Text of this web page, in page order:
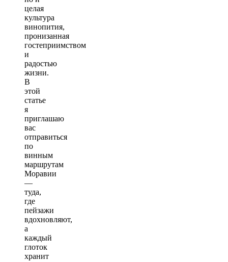
целая
культура
винопития,
пронизанная
гостеприимством
и
радостью
жизни.
В
этой
статье
я
приглашаю
вас
отправиться
по
винным
маршрутам
Моравии
—
туда,
где
пейзажи
вдохновляют,
а
каждый
глоток
хранит